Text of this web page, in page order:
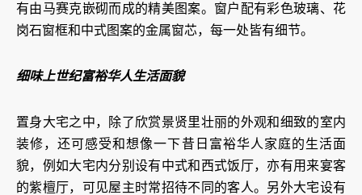
有由马赛克嵌砌而成的精美图案。窗户配有彩色玻璃、花
岗石窗框和中式图案的金属窗芯，每一处皆有细节。
细味上世纪富裕华人生活面貌
置身大宅之中，除了欣赏景贤里壮丽的外观和细致的室内
装修，还可感受和想像一下昔日富裕华人家庭的生活面
貌，例如大宅内分别设有中式和西式饭厅，亦有用来宴客
的紫檀厅，可见屋主时常招待不同的客人。另外大宅设有